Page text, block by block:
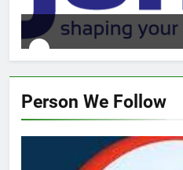
Person We Follow